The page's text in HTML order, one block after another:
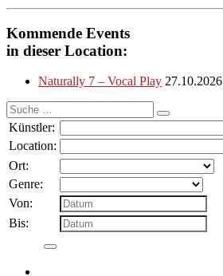
Kommende Events
in dieser Location:
Naturally 7 – Vocal Play 27.10.2026
Suche
nach:
Künstler:
Location:
Ort:
Genre:
Von:
Bis: